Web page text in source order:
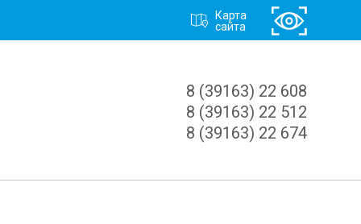
Карта
сайта
8 (39163) 22 608
8 (39163) 22 512
8 (39163) 22 674